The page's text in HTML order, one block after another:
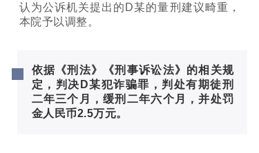
认为公诉机关提出的D某的量刑建议畸重，
本院予以调整。
依据《刑法》《刑事诉讼法》的相关规
定，判决D某犯诈骗罪，判处有期徒刑
二年三个月，缓刑二年六个月，并处罚
金人民币2.5万元。